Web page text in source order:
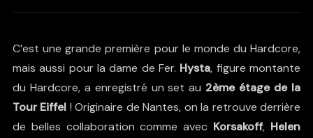
C’est une grande première pour le monde du Hardcore,
mais aussi pour la dame de Fer. Hysta, figure montante
du Hardcore, a enregistré un set au 2ème étage de la
Tour Eiffel ! Originaire de Nantes, on la retrouve derrière
de belles collaboration comme avec Korsakoff, Helen